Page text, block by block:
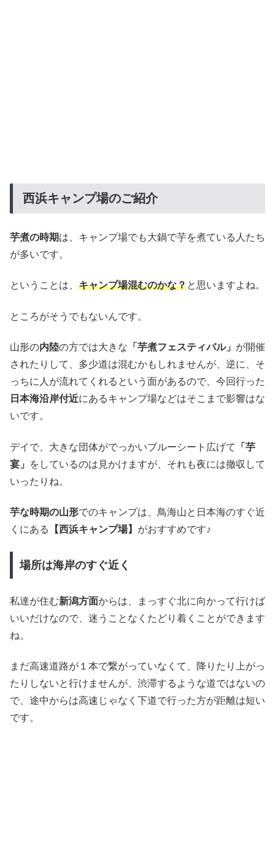
西浜キャンプ場のご紹介
芋煮の時期は、キャンプ場でも大鍋で芋を煮ている人たち
が多いです。
ということは、 キャンプ場混むのかな？と思いますよね。
ところがそうでもないんです。
山形の内陸の方では大きな 「芋煮フェスティバル」 が開催
されたりして、多少道は混むかもしれませんが、逆に、そ
っちに人が流れてくれるという面があるので、今回行った
日本海沿岸付近にあるキャンプ場などはそこまで影響はな
いです。
デイで、大きな団体がでっかいブルーシート広げて
「芋
宴」
をしているのは見かけますが、それも夜には撤収して
いったりね。
芋な時期の山形でのキャンプは、鳥海山と日本海のすぐ近
くにある
【西浜キャンプ場】 がおすすめです♪
場所は海岸のすぐ近く
私達が住む新潟方面からは、まっすぐ北に向かって行けば
いいだけなので、迷うことなくたどり着くことができます
ね。
まだ高速道路が１本で繋がっていなくて、降りたり上がっ
たりしないと行けませんが、渋滞するような道ではないの
で、途中からは高速じゃなく下道で行った方が距離は短い
です。